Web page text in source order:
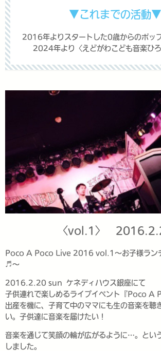
▼これまでの活動▼
2016年よりスタートした0歳からのポッ
2024年より〈えどがわこども音楽ひろ
〈vol.1〉
Poco A Poco Live 2016 vol.1〜お子様ラン
♬〜
2016.2.20 sun ケネディハウス銀座にて
子供連れで楽しめるライブイベント『Poco A
出産を機に、子育て中のママにも生の音楽を聴
い。子供達に音楽を届けたい！
音楽を通じて笑顔の輪が広がるように…。とい
しました。